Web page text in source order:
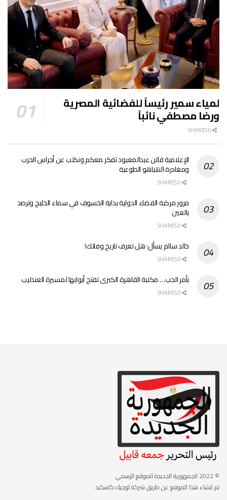
لمياء سمير رئيساً للفضائية المصرية
ورضا مصطفي نائباً
الإعلامية فاتن عبدالمعبود تفكر معكم ونكتب عن أجراس الحرب
ومغادرة النتنياهو الطوعية
مرور مركبة الفضاء الدولية بداية الخسوف في سماء الخليج وترصد
بالعين
خالد سالم يسأل: هل تعرف تاريخ وفاتك!
بأمر الحب… مكتبة القاهرة الكبرى تفتح أبوابها لمسيرة العندليب
© 2022
الجمهورية الجديدة الموقع الرسمي
تم انشاء هذا الموقع عن طريق شركة لوجيك كاسكيد